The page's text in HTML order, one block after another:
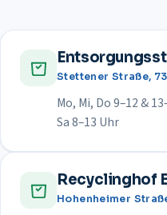
Stettener Straße,
Mo, Mi, Do 9–12 &
Sa 8–13 Uhr
Recyclinghof
Hohenheimer